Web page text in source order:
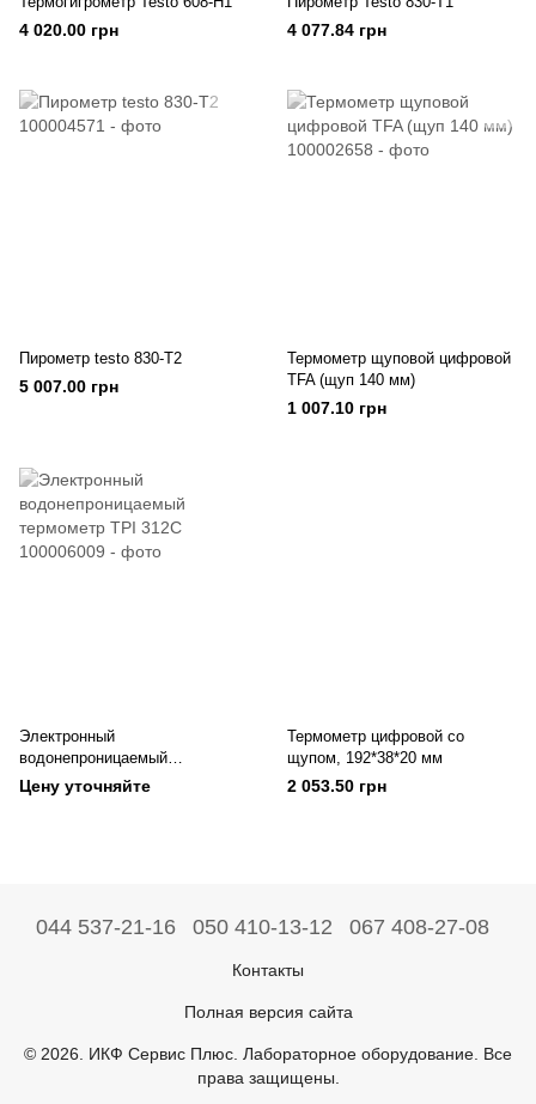
4 020.00 грн 4 077.84 грн
Пирометр testo 830-T2
5 007.00 грн
Термометр щуповой цифровой
TFA (щуп 140 мм)
1 007.10 грн
Электронный
водонепроницаемый
термометр TPI 312C
Цену уточняйте
Термометр цифровой со
щупом, 192*38*20 мм
2 053.50 грн
044 537-21-16 050 410-13-12 067 408-27-08
Контакты
Полная версия сайта
© 2026. ИКФ Сервис Плюс. Лабораторное оборудование. Все
права защищены.